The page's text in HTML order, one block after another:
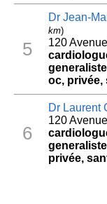
5
Dr Jean-
km)
120
oc, privée,
6
Dr Laurent
120
privée,